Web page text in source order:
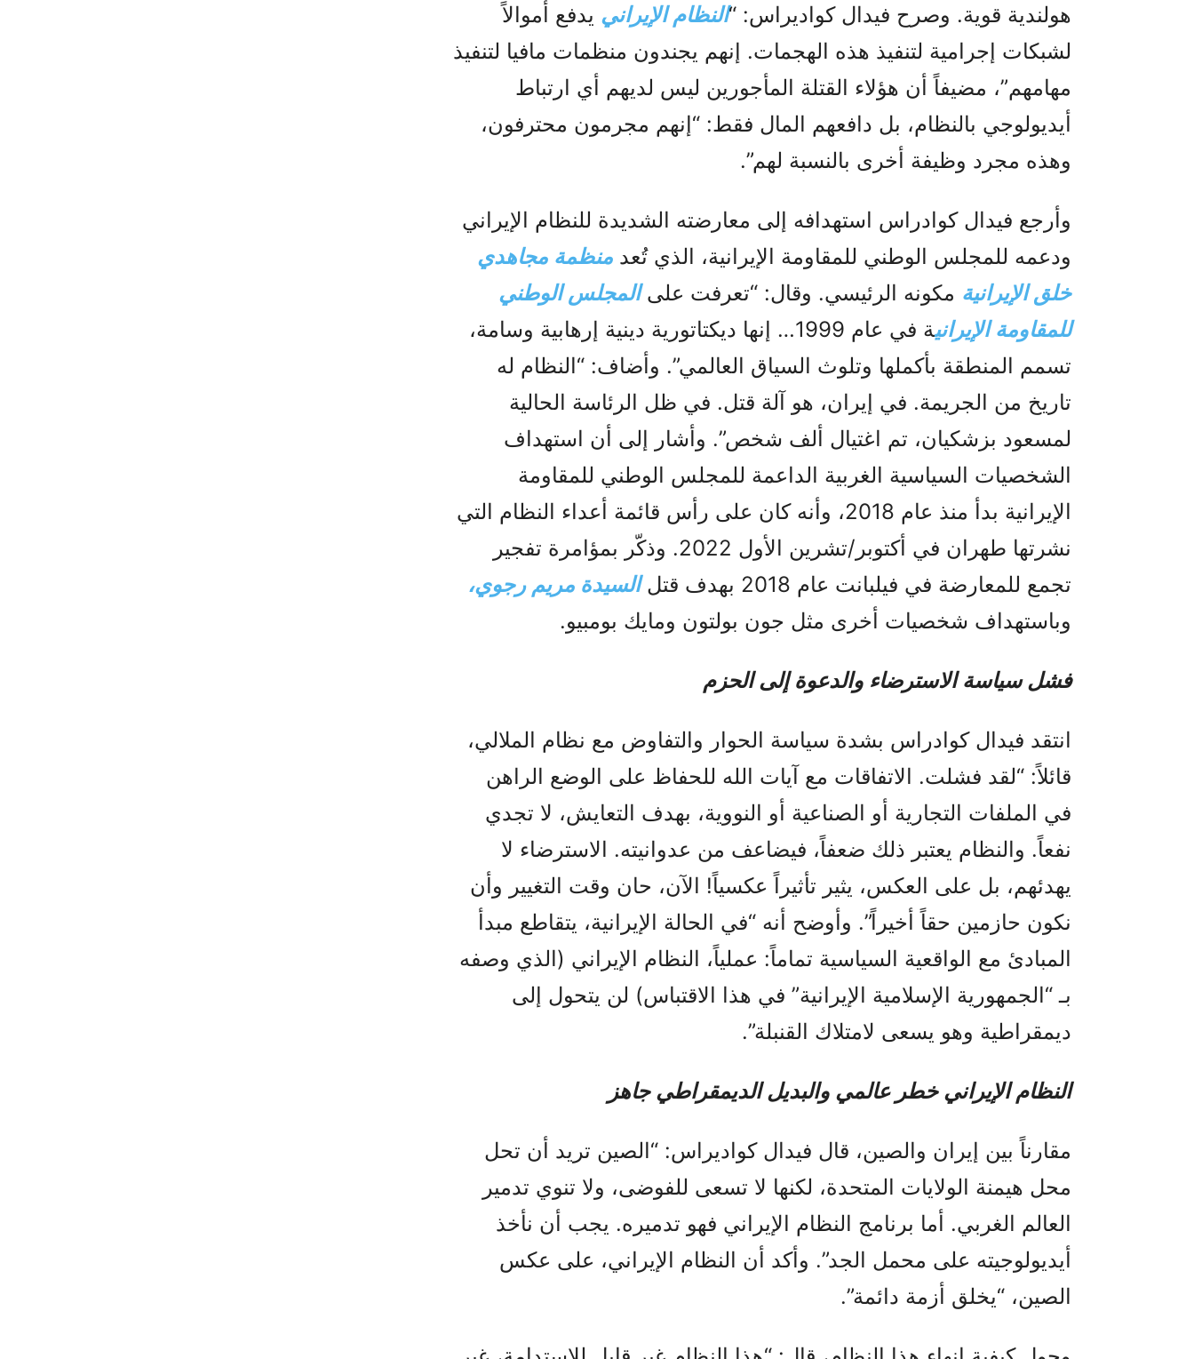
هولندية قوية. وصرح فيدال كواديراس: “النظام الإيراني يدفع أموالاً
لشبكات إجرامية لتنفيذ هذه الهجمات. إنهم يجندون منظمات مافيا لتنفيذ
مهامهم”، مضيفاً أن هؤلاء القتلة المأجورين ليس لديهم أي ارتباط
أيديولوجي بالنظام، بل دافعهم المال فقط: “إنهم مجرمون محترفون،
وهذه مجرد وظيفة أخرى بالنسبة لهم”.
وأرجع فيدال كوادراس استهدافه إلى معارضته الشديدة للنظام الإيراني
ودعمه للمجلس الوطني للمقاومة الإيرانية، الذي تُعد منظمة مجاهدي
خلق الإيرانية مكونه الرئيسي. وقال: “تعرفت علىالمجلس الوطني
للمقاومة الإيراني
ة في عام 1999… إنها ديكتاتورية دينية إرهابية وسامة،
تسمم المنطقة بأكملها وتلوث السياق العالمي”. وأضاف: “النظام له
تاريخ من الجريمة. في إيران، هو آلة قتل. في ظل الرئاسة الحالية
لمسعود بزشكيان، تم اغتيال ألف شخص”. وأشار إلى أن استهداف
الشخصيات السياسية الغربية الداعمة للمجلس الوطني للمقاومة
الإيرانية بدأ منذ عام 2018، وأنه كان على رأس قائمة أعداء النظام التي
نشرتها طهران في أكتوبر/تشرين الأول 2022. وذكّر بمؤامرة تفجير
تجمع للمعارضة في فيلبانت عام 2018 بهدف قتل
السيدة مريم رجوي،
وباستهداف شخصيات أخرى مثل جون بولتون ومايك بومبيو.
فشل سياسة الاسترضاء والدعوة إلى الحزم
انتقد فيدال كوادراس بشدة سياسة الحوار والتفاوض مع نظام الملالي،
قائلاً: “لقد فشلت. الاتفاقات مع آيات الله للحفاظ على الوضع الراهن
في الملفات التجارية أو الصناعية أو النووية، بهدف التعايش، لا تجدي
نفعاً. والنظام يعتبر ذلك ضعفاً، فيضاعف من عدوانيته. الاسترضاء لا
يهدئهم، بل على العكس، يثير تأثيراً عكسياً! الآن، حان وقت التغيير وأن
نكون حازمين حقاً أخيراً”. وأوضح أنه “في الحالة الإيرانية، يتقاطع مبدأ
المبادئ مع الواقعية السياسية تماماً: عملياً، النظام الإيراني (الذي وصفه
بـ “الجمهورية الإسلامية الإيرانية” في هذا الاقتباس) لن يتحول إلى
ديمقراطية وهو يسعى لامتلاك القنبلة”.
النظام الإيراني خطر عالمي والبديل الديمقراطي جاهز
مقارناً بين إيران والصين، قال فيدال كواديراس: “الصين تريد أن تحل
محل هيمنة الولايات المتحدة، لكنها لا تسعى للفوضى، ولا تنوي تدمير
العالم الغربي. أما برنامج النظام الإيراني فهو تدميره. يجب أن نأخذ
أيديولوجيته على محمل الجد”. وأكد أن النظام الإيراني، على عكس
الصين، “يخلق أزمة دائمة”.